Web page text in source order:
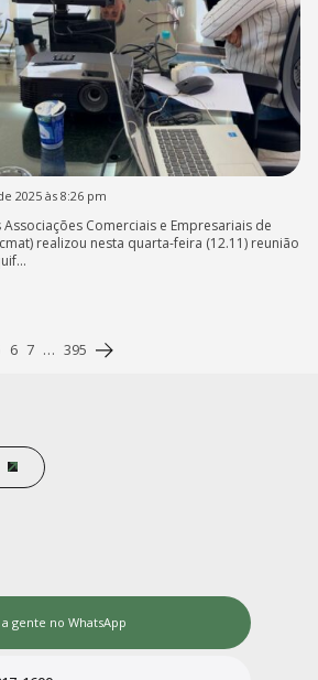
2025 às 8:26 pm
Comerciais e Empresariais de
realizou nesta quarta-feira (12.11) reunião
6 7 … 395
a gente no WhatsApp